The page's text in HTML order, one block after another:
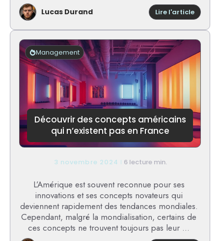
Lucas Durand Lire l'article:
:
de
salaire
est-
ce
?
Découvrir des concepts américains
qui n’existent pas en France
Management
3 novembre 2024 6 lecture min.
L’Amérique est souvent reconnue pour ses
innovations et ses concepts novateurs qui
deviennent rapidement des tendances mondiales.
Cependant, malgré la mondialisation, certains de
ces concepts ne trouvent toujours pas leur ...